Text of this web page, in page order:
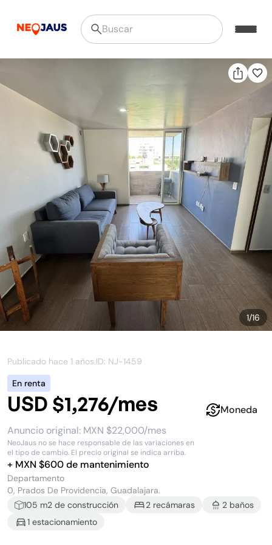
1/16
Publicado hace 1 años.ID: NJ-1459
En renta
USD $1,276/mes
Anuncio original: MXN $22,000/mes
NeoJaus no se hace responsable de las variaciones en
el tipo de cambio. El precio original se indica arriba.
+ MXN $600de mantenimiento
Moneda
Departamento
0, Prados De Providencia, Guadalajara.
105 m2 de construcción 2 recámaras 2 baños
1 estacionamiento